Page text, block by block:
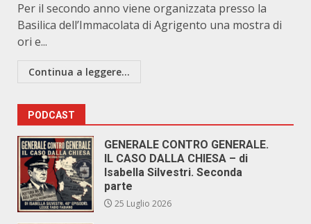
Per il secondo anno viene organizzata presso la
Basilica dell’Immacolata di Agrigento una mostra di
ori e...
Continua a leggere...
PODCAST
GENERALE CONTRO GENERALE.
IL CASO DALLA CHIESA – di
Isabella Silvestri. Seconda
parte
25 Luglio 2026